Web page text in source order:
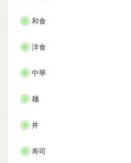
和食
洋食
中華
麺
丼
寿司